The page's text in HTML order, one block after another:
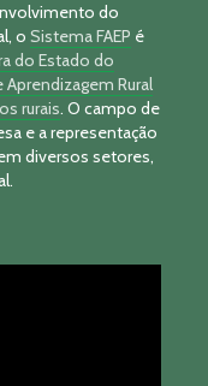
do
o Sistema FAEP é
do Estado do
Rural
rurais. O campo de
e a representação
diversos setores,